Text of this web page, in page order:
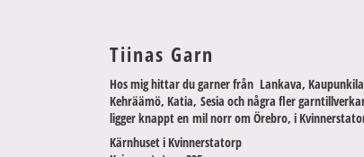
Tiinas Garn
Hos mig hittar du garner från Lankava,
Kehräämö, Katia, Sesia och några fler
ligger knappt en mil norr om Örebro, i
Kärnhuset i Kvinnerstatorp